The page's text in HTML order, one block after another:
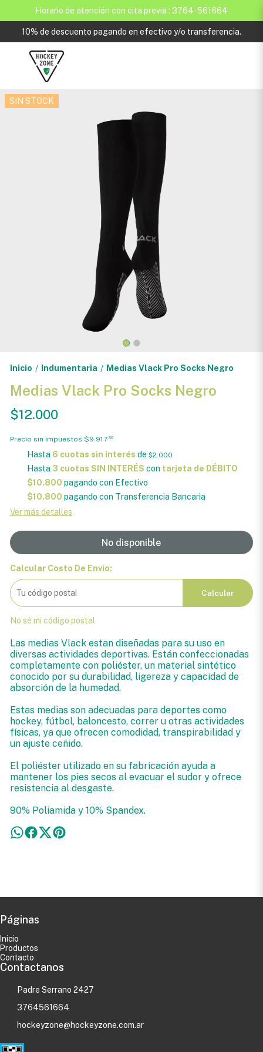
Horario de atención con cita previa : 3764-561664
10% de descuento pagando en efectivo y/o transferencia.
SIN STOCK
Inicio / Indumentaria / Medias Vlack Pro Socks Negro
Medias Vlack Pro Socks Negro
$12.000
Precio sin impuestos $9.917 36
Hasta 6 cuotas sin interés de $2.000
Hasta 3 cuotas SIN INTERÉS con tarjeta de DÉBITO
$10.800 pagando con Efectivo
$10.800 pagando con Transferencia Bancaria
Ver más detalles
No disponible
Calcular Costo De Envío:
Calcular
No sé mi código postal
Las medias Vlack estan diseñadas para su uso en
diversas actividades deportivas. Están confeccionadas
completamente con poliéster, un material sintético
conocido por su durabilidad, ligereza y capacidad de
absorción de la humedad.
Estas medias son adecuadas para deportes como
hockey, fútbol, baloncesto, correr u otras actividades
físicas, ya que ofrecen comodidad, transpirabilidad y
un ajuste ceñido.
El poliéster utilizado en su fabricación ayuda a
mantener los pies secos al evacuar el sudor y ofrece
resistencia al desgaste.
90% Poliamida y 10% Spandex.
Páginas
Inicio
Productos
Contacto
Contactanos
Padre Serrano 2427
3764561664
hockeyzone@hockeyzone.com.ar